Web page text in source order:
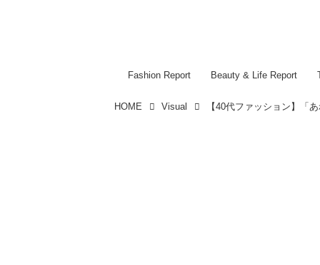
Fashion Report Beauty & Life Report
HOME Visual